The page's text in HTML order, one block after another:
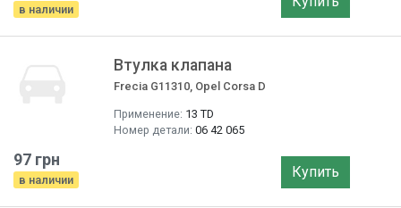
в наличии
Втулка клапана
Frecia G11310, Opel Corsa D
Применение: 13 TD
Номер детали: 06 42 065
97 грн
в наличии Купить